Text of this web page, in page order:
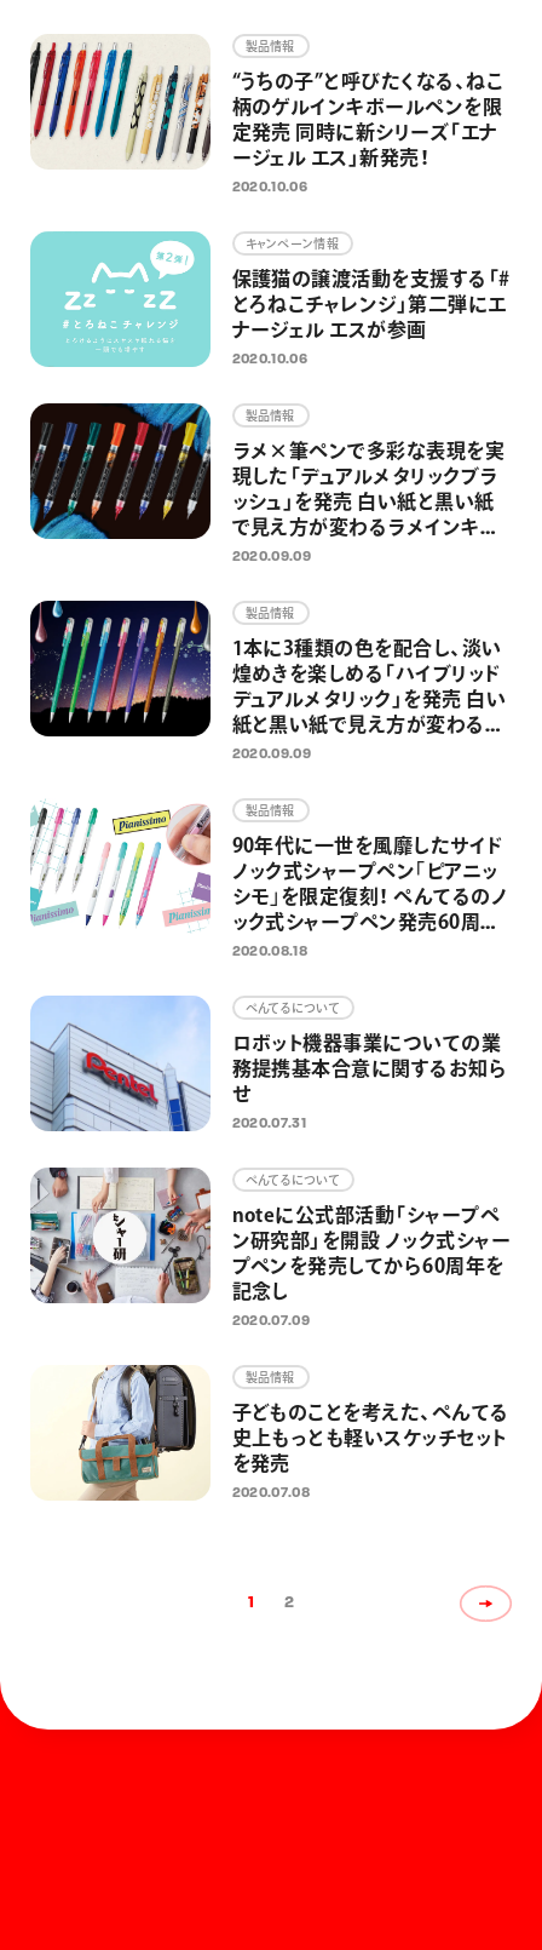
製品情報
“うちの子”と呼びたくなる、ねこ
柄のゲルインキボールペンを限
定発売 同時に新シリーズ「エナ
ージェル エス」新発売！
2020.10.06
キャンペーン情報
保護猫の譲渡活動を支援する「#
とろねこチャレンジ」第二弾にエ
ナージェル エスが参画
2020.10.06
製品情報
ラメ×筆ペンで多彩な表現を実
現した「デュアルメタリックブラ
ッシュ」を発売 白い紙と黒い紙
で見え方が変わるラメインキを
搭載
2020.09.09
製品情報
1本に3種類の色を配合し、淡い
煌めきを楽しめる「ハイブリッド
デュアルメタリック」を発売 白い
紙と黒い紙で見え方が変わるラ
メペンの限定カラー
2020.09.09
製品情報
90年代に一世を風靡したサイド
ノック式シャープペン｢ピアニッ
シモ｣を限定復刻！ ぺんてるのノ
ック式シャープペン発売60周年
企画の第一弾として
2020.08.18
ぺんてるについて
ロボット機器事業についての業
務提携基本合意に関するお知ら
せ
2020.07.31
ぺんてるについて
noteに公式部活動「シャープペ
ン研究部」を開設 ノック式シャー
プペンを発売してから60周年を
記念し
2020.07.09
製品情報
子どものことを考えた、ぺんてる
史上もっとも軽いスケッチセット
を発売
2020.07.08
1 2